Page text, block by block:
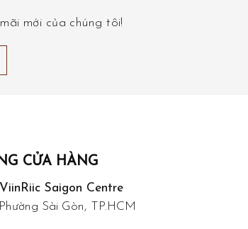
mới của chúng tôi!
CỬA HÀNG
Saigon Centre
Sài Gòn, TP.HCM